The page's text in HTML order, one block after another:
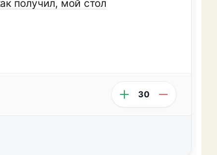
получил, мой стол
30